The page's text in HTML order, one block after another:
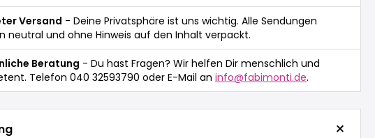
Versand - Deine Privatsphäre ist uns wichtig. Alle Sendungen
neutral und ohne Hinweis auf den Inhalt verpackt.
Beratung - Du hast Fragen? Wir helfen Dir menschlich und
Telefon 040 32593790 oder E-Mail an info@fabimonti.de.